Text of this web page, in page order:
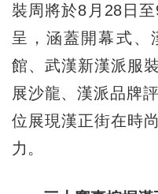
裝周將於8月28日
呈，涵蓋開幕式、
館、武漢新漢派服
展沙龍、漢派品牌
位展現漢正街在時
力。